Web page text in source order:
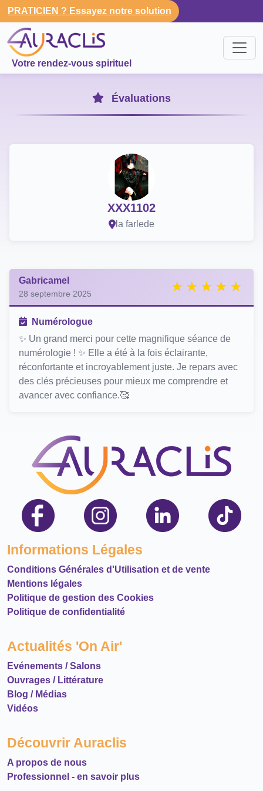
PRATICIEN ? Essayez notre solution
Votre rendez-vous spirituel
Évaluations
XXX1102
la farlede
Gabricamel
28 septembre 2025
Numérologue
✨ Un grand merci pour cette magnifique séance de
numérologie ! ✨ Elle a été à la fois éclairante,
réconfortante et incroyablement juste. Je repars avec
des clés précieuses pour mieux me comprendre et
avancer avec confiance.🥰
Informations Légales
Conditions Générales d'Utilisation et de vente
Mentions légales
Politique de gestion des Cookies
Politique de confidentialité
Actualités 'On Air'
Evénements / Salons
Ouvrages / Littérature
Blog / Médias
Vidéos
Découvrir Auraclis
A propos de nous
Professionnel - en savoir plus